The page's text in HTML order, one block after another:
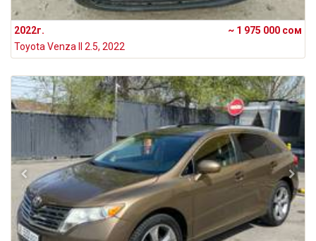
2022г.
~ 1 975 000 сом
Toyota Venza II 2.5, 2022